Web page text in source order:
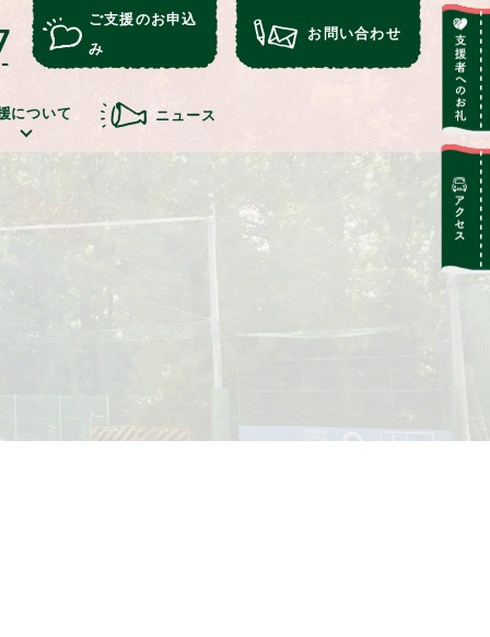
ご支援のお申込
み
お問い合わせ
ト
アフターケ
ア
について ニュース